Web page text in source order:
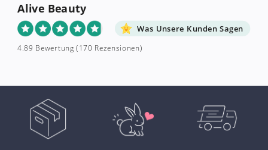
Alive Beauty
Was Unsere Kunden Sagen
4.89 Bewertung (170 Rezensionen)